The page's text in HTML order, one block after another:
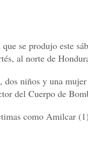
se produjo este
al norte de
dos niños y una
del Cuerpo de
como Amilcar